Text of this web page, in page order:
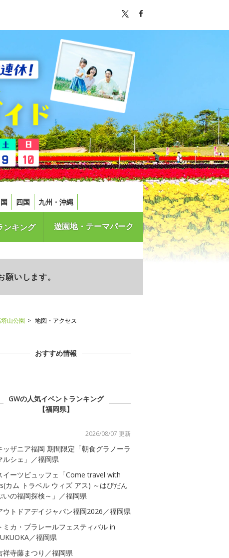
四国 九州・沖縄
キング 遊園地・テーマパーク
いします。
山公園 地図・アクセス
おすすめ情報
GWの人気イベントランキング
【福岡県】
2026/08/07 更新
ッザニア福岡 期間限定「朝食グラノーラ
ルシェ」／福岡県
イーツビュッフェ「Come travel with
カム トラベル ウィズ アス) ～はぴだん
いの福岡探検～」／福岡県
ウトドアデイジャパン福岡2026／福岡県
ミカ・プラレールフェスティバル in
／福岡県
祥寺藤まつり／福岡県